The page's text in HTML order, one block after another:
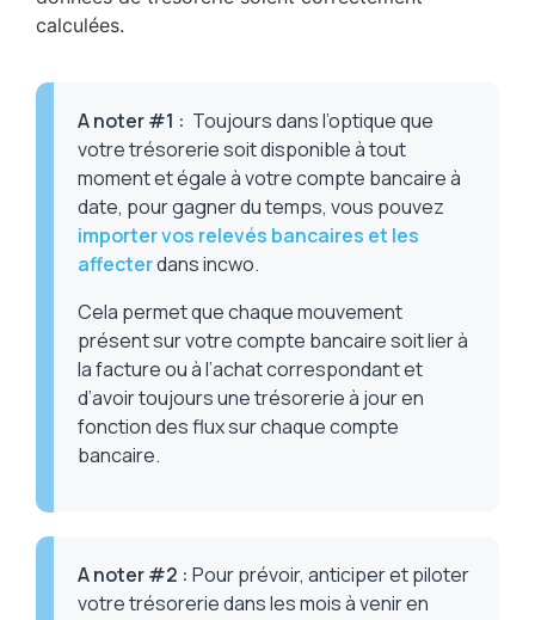
calculées.
A noter #1 : Toujours dans l’optique que
votre trésorerie soit disponible à tout
moment et égale à votre compte bancaire à
date, pour gagner du temps, vous pouvez
importer vos relevés bancaires et les
affecterdans incwo.
Cela permet que chaque mouvement
présent sur votre compte bancaire soit lier à
la facture ou à l’achat correspondant et
d’avoir toujours une trésorerie à jour en
fonction des flux sur chaque compte
bancaire.
A noter #2 : Pour prévoir, anticiper et piloter
votre trésorerie dans les mois à venir en